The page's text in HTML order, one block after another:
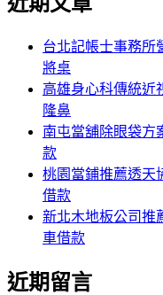
台北記帳士事務所
將桌
高雄身心科傳統近
隆鼻
南屯當舖除眼袋方
款
桃園當鋪推薦透天
借款
新北木地板公司推
車借款
近期留言